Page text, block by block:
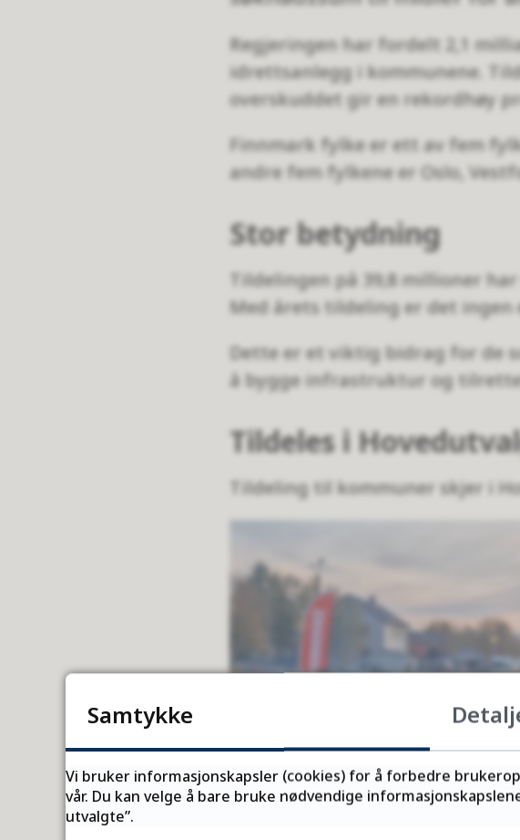
Regjeringen har fordelt 2,1
idrettsanlegg i kommunene.
overskuddet gir en rekordhøy
Finnmark fylke er ett av fem
andre fem fylkene er Oslo,
Stor betydning
Tildelingen på 39,8 millioner
Med årets tildeling er det ingen
Dette er et viktig bidrag for de
å bygge infrastruktur og
Tildeles i
Tildeling til kommuner skjer i
Samtykke
Vi bruker informasjonskapsler (cookies) for å forbedre
vår. Du kan velge å bare bruke nødvendige
utvalgte”.